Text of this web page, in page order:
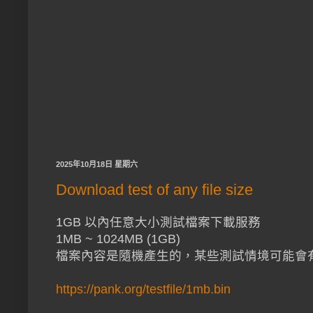
2025年10月18日 星期六
Download test of any file size
1GB 以內任意大小測試檔案下載服務
1MB ~ 1024MB (1GB)
檔案內容是隨機產生的，某些測試情境可能會
https://pank.org/testfile/1mb.bin